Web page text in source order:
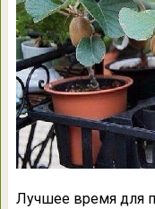
Лучшее время для